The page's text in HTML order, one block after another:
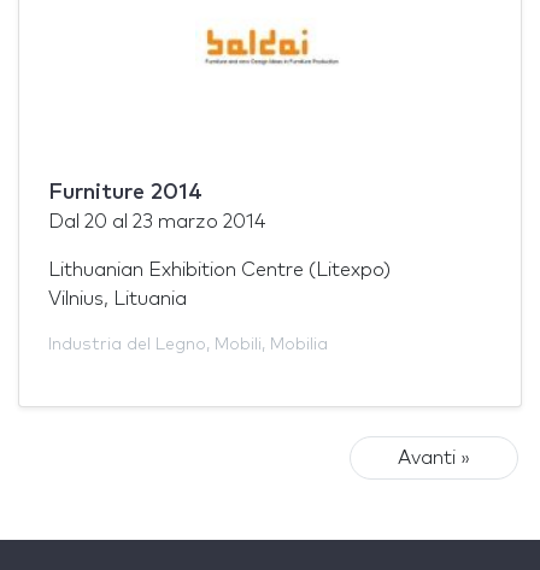
Furniture 2014
Dal 20 al 23 marzo 2014
Lithuanian Exhibition Centre (Litexpo)
Vilnius, Lituania
Industria del Legno, Mobili, Mobilia
Avanti »